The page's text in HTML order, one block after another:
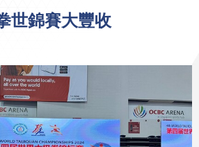
世錦賽大豐收